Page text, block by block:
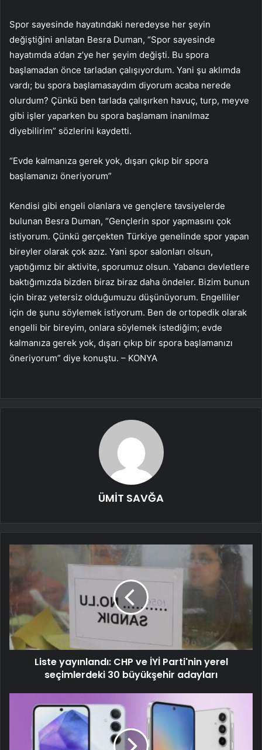
Spor sayesinde hayatındaki neredeyse her şeyin
değiştiğini anlatan Besra Duman, “Spor sayesinde
hayatımda a’dan z’ye her şeyim değişti. Bu spora
başlamadan önce tarladan çalışıyordum. Yani şu aklımda
vardı; bu spora başlamasaydım diyorum acaba nerede
olurdum? Çünkü ben tarlada çalışırken havuç, turp, meyve
gibi işler yaparken bu spora başlamam inanılmaz
diyebilirim” sözlerini kaydetti.
“Evde kalmanıza gerek yok, dışarı çıkıp bir spora
başlamanızı öneriyorum”
Kendisi gibi engeli olanlara ve gençlere tavsiyelerde
bulunan Besra Duman, “Gençlerin spor yapmasını çok
istiyorum. Çünkü gerçekten Türkiye genelinde spor yapan
bireyler olarak çok azız. Yani spor salonları olsun,
yaptığımız bir aktivite, sporumuz olsun. Yabancı devletlere
baktığımızda bizden biraz biraz daha öndeler. Bizim bunun
için biraz yetersiz olduğumuzu düşünüyorum. Engelliler
için de şunu söylemek istiyorum. Ben de ortopedik olarak
engelli bir bireyim, onlara söylemek istediğim; evde
kalmanıza gerek yok, dışarı çıkıp bir spora başlamanızı
öneriyorum” diye konuştu. – KONYA
ÜMİT SAVĞA
Liste yayınlandı: CHP ve İYİ Parti'nin yerel
seçimlerdeki 30 büyükşehir adayları